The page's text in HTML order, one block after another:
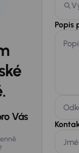
Vás
Popis